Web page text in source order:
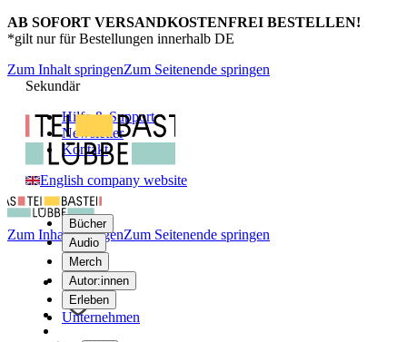
AB SOFORT VERSANDKOSTENFREI BESTELLEN!
*gilt nur für Bestellungen innerhalb DE
Zum Inhalt springenZum Seitenende springen
Sekundär
Hilfe & Support
Newsletter
Kontakt
English company website
Bücher
Audio
Merch
Autor:innen
Erleben
Unternehmen
Zum Inhalt springenZum Seitenende springen